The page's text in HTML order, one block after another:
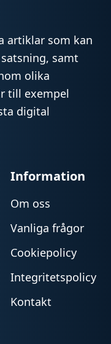
artiklar som kan
samt
olika
till exempel
digital
Information
Om oss
Vanliga frågor
Cookiepolicy
Integritetspolicy
Kontakt